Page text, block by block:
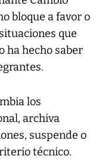
bloque a favor o
que
ha hecho saber
los
archiva
suspende o
técnico.